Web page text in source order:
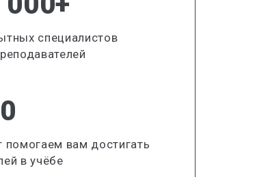
специалистов
помогаем вам достигать
в учёбе